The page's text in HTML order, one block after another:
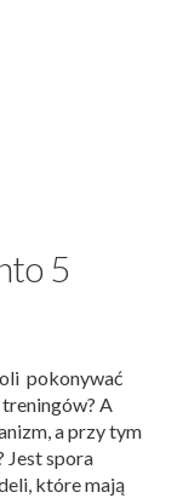
5
pokonywać
treningów? A
a przy tym
Jest spora
które mają